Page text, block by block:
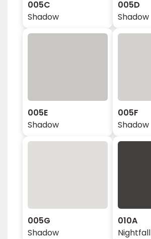
005C
Shadow
005D
Shadow
005E
Shadow
005F
Shadow
005G
Shadow
010A
Nightfall